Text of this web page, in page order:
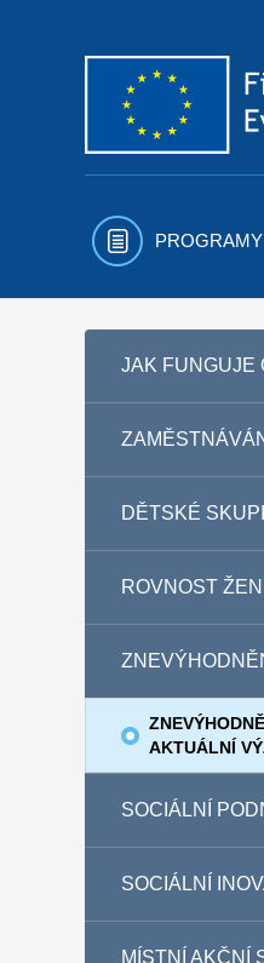
PROGRAMY
JAK FUNGUJE
DĚTSKÉ
ROVNOST
AKTUÁLNÍ
SOCIÁLNÍ
SOCIÁLNÍ
MÍSTNÍ AKČNÍ